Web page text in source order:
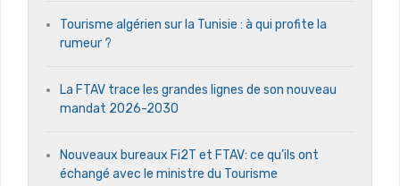
Tourisme algérien sur la Tunisie : à qui profite la
rumeur ?
La FTAV trace les grandes lignes de son nouveau
mandat 2026-2030
Nouveaux bureaux Fi2T et FTAV: ce qu’ils ont
échangé avec le ministre du Tourisme